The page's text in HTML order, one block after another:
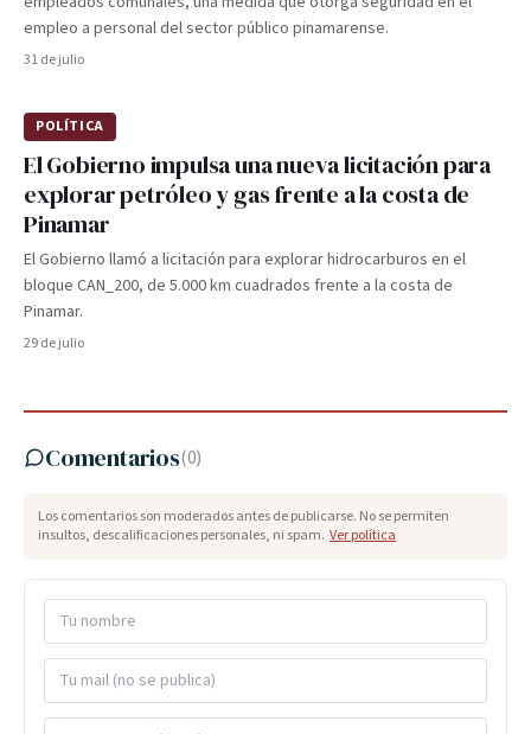
empleo a personal del sector público pinamarense.
31 de julio
POLÍTICA
El Gobierno impulsa una nueva licitación para
explorar petróleo y gas frente a la costa de
Pinamar
El Gobierno llamó a licitación para explorar hidrocarburos en el
bloque CAN_200, de 5.000 km cuadrados frente a la costa de
Pinamar.
29 de julio
Comentarios(0)
Los comentarios son moderados antes de publicarse. No se permiten
insultos, descalificaciones personales, ni spam. Ver política